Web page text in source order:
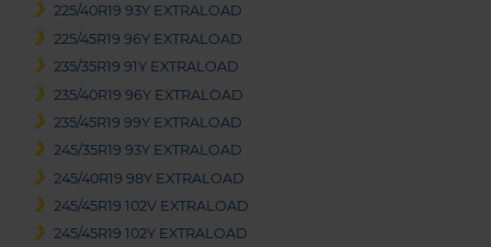
225/40R19 93Y EXTRALOAD
225/45R19 96Y EXTRALOAD
235/35R19 91Y EXTRALOAD
235/40R19 96Y EXTRALOAD
235/45R19 99Y EXTRALOAD
245/35R19 93Y EXTRALOAD
245/40R19 98Y EXTRALOAD
245/45R19 102V EXTRALOAD
245/45R19 102Y EXTRALOAD